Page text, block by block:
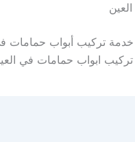
تركيب أبواب حمامات
ابواب حمامات في